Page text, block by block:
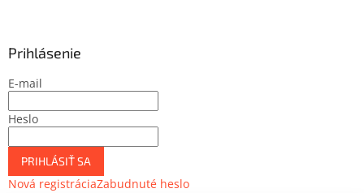
Prihlásenie
E-mail
Heslo
PRIHLÁSIŤ SA
Nová registráciaZabudnuté heslo